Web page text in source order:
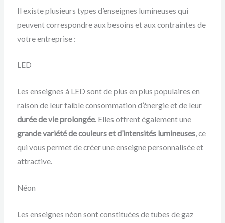
Il existe plusieurs types d’enseignes lumineuses qui
peuvent correspondre aux besoins et aux contraintes de
votre entreprise :
LED
Les enseignes à LED sont de plus en plus populaires en
raison de leur faible consommation d’énergie et de leur
durée de vie prolongée. Elles offrent également une
grande variété de couleurs et d’intensités lumineuses, ce
qui vous permet de créer une enseigne personnalisée et
attractive.
Néon
Les enseignes néon sont constituées de tubes de gaz